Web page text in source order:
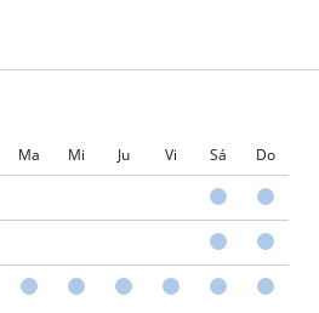
Ma Mi Ju Vi Sá Do